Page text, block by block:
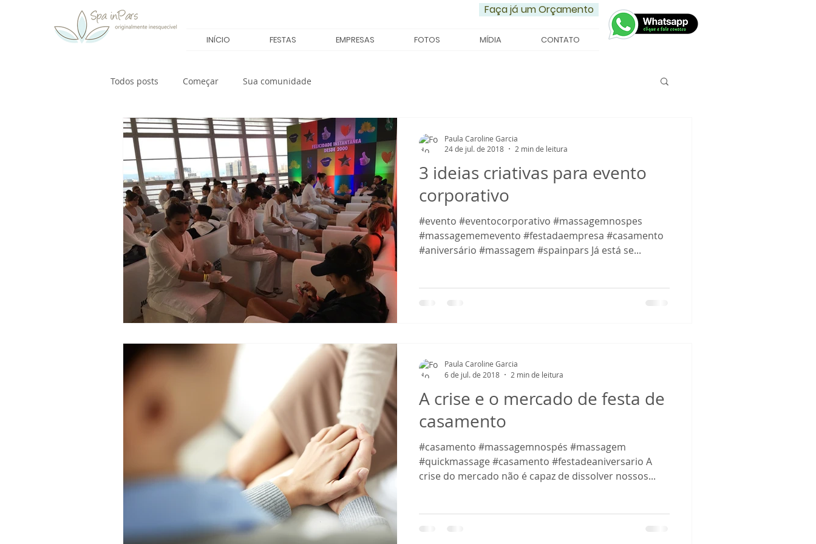
Faça já um Orçamento
INÍCIO FESTAS EMPRESAS FOTOS MÍDIA CONTATO
Todos posts Começar Sua comunidade
3 ideias criativas para evento
corporativo
#evento #eventocorporativo #massagemnospes
#massagememevento #festadaempresa #casamento
#aniversário #massagem #spainpars Já está se...
Paula Caroline Garcia
24 de jul. de 2018
2 min de leitura
A crise e o mercado de festa de
casamento
#casamento #massagemnospés #massagem
#quickmassage #casamento #festadeaniversario A
crise do mercado não é capaz de dissolver nossos...
Paula Caroline Garcia
6 de jul. de 2018
2 min de leitura